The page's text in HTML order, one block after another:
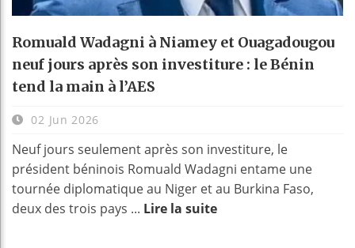
Romuald Wadagni à Niamey et Ouagadougou
neuf jours après son investiture : le Bénin
tend la main à l’AES
02 Jun 2026
Neuf jours seulement après son investiture, le
président béninois Romuald Wadagni entame une
tournée diplomatique au Niger et au Burkina Faso,
deux des trois pays ... Lire la suite